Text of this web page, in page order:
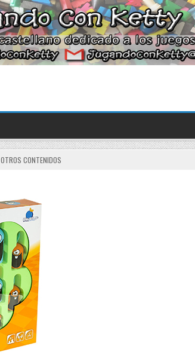
OTROS CONTENIDOS